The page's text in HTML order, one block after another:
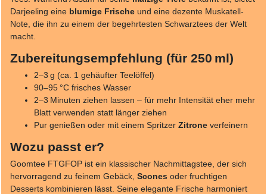
Darjeeling eine blumige Frische und eine dezente Muskatell-
Note, die ihn zu einem der begehrtesten Schwarztees der Welt
macht.
Zubereitungsempfehlung (für 250 ml)
2–3 g (ca. 1 gehäufter Teelöffel)
90–95 °C frisches Wasser
2–3 Minuten ziehen lassen – für mehr Intensität eher mehr
Blatt verwenden statt länger ziehen
Pur genießen oder mit einem Spritzer Zitrone verfeinern
Wozu passt er?
Goomtee FTGFOP ist ein klassischer Nachmittagstee, der sich
hervorragend zu feinem Gebäck, Scones oder fruchtigen
Desserts kombinieren lässt. Seine elegante Frische harmoniert